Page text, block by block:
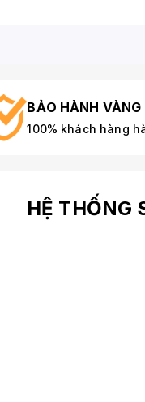
BẢO HÀNH VÀNG
100% khách hàng
HỆ THỐNG